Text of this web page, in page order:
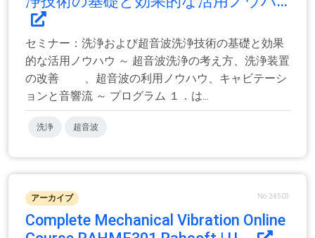
セミナー：洗浄および超音波洗浄技術の基礎と効果
的な活用ノウハウ ～ 超音波洗浄の考え方、洗浄装置
の改善 、超音波の利用ノウハウ、キャビテーシ
ョンと音響流 ～ プログラム １．は...
洗浄 超音波
アーカイブ No.24503
Complete Mechanical Vibration Online